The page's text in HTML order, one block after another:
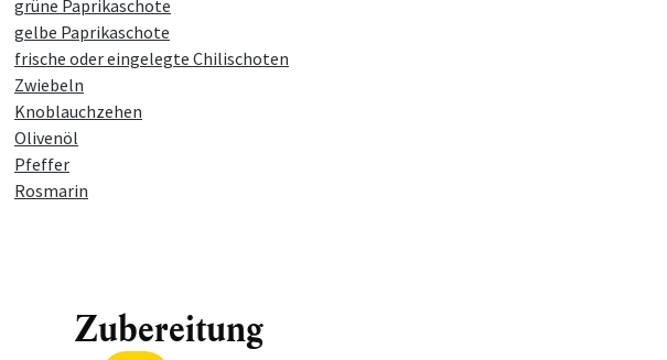
grüne Paprikaschote
gelbe Paprikaschote
frische oder eingelegte Chilischoten
Zwiebeln
Knoblauchzehen
Olivenöl
Pfeffer
Rosmarin
Zubereitung